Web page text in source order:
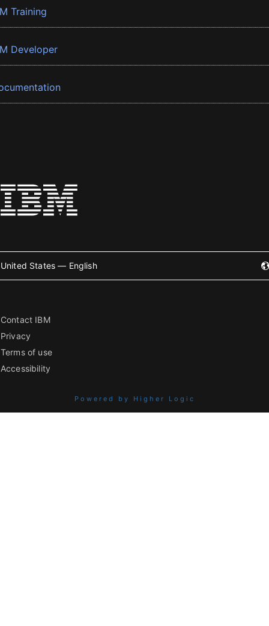
Training
Developer
United States — English
Contact IBM
Privacy
Terms of use
Accessibility
Powered by Higher Logic